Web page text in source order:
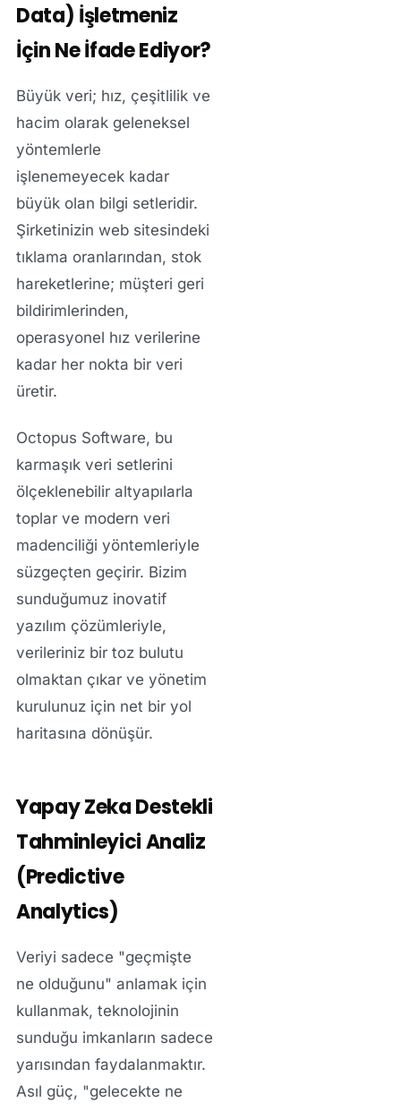
Data) İşletmeniz
İçin Ne İfade Ediyor?
Büyük veri; hız, çeşitlilik ve
hacim olarak geleneksel
yöntemlerle
işlenemeyecek kadar
büyük olan bilgi setleridir.
Şirketinizin web sitesindeki
tıklama oranlarından, stok
hareketlerine; müşteri geri
bildirimlerinden,
operasyonel hız verilerine
kadar her nokta bir veri
üretir.
Octopus Software, bu
karmaşık veri setlerini
ölçeklenebilir altyapılarla
toplar ve modern veri
madenciliği yöntemleriyle
süzgeçten geçirir. Bizim
sunduğumuz inovatif
yazılım çözümleriyle,
verileriniz bir toz bulutu
olmaktan çıkar ve yönetim
kurulunuz için net bir yol
haritasına dönüşür.
Yapay Zeka Destekli
Tahminleyici Analiz
(Predictive
Analytics)
Veriyi sadece "geçmişte
ne olduğunu" anlamak için
kullanmak, teknolojinin
sunduğu imkanların sadece
yarısından faydalanmaktır.
Asıl güç, "gelecekte ne